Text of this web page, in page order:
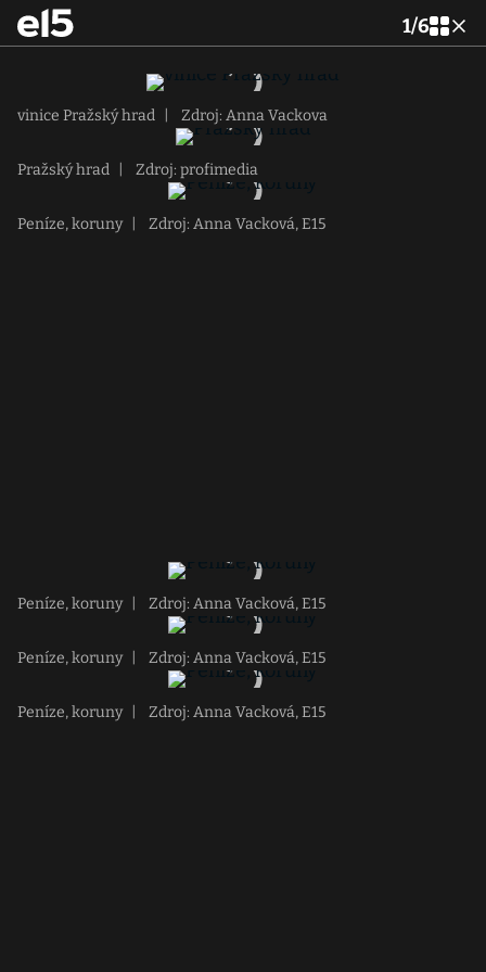
1/6
vinice Pražský hrad Zdroj: Anna Vackova
Pražský hrad Zdroj: profimedia
Peníze, koruny Zdroj: Anna Vacková, E15
Peníze, koruny Zdroj: Anna Vacková, E15
Peníze, koruny Zdroj: Anna Vacková, E15
Peníze, koruny Zdroj: Anna Vacková, E15